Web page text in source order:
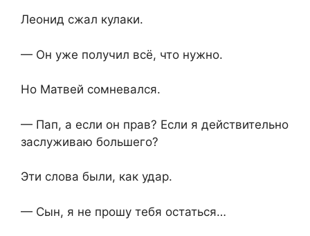
Леонид сжал кулаки.
— Он уже получил всё, что нужно.
Но Матвей сомневался.
— Пап, а если он прав? Если я действительно
заслуживаю большего?
Эти слова были, как удар.
— Сын, я не прошу тебя остаться…